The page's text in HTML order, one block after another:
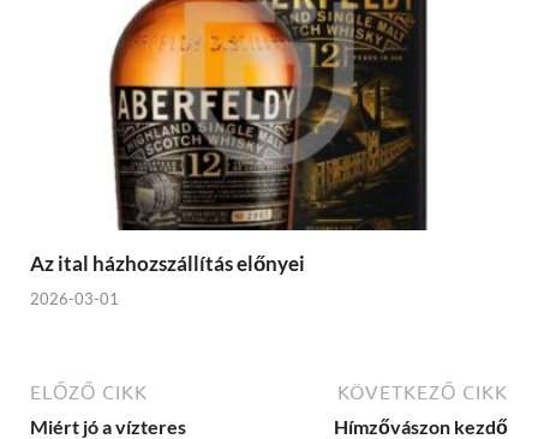
Az ital házhozszállítás előnyei
2026-03-01
ELŐZŐ CIKK
Miért jó a vízteres
KÖVETKEZŐ CIKK
Hímzővászon kezdő